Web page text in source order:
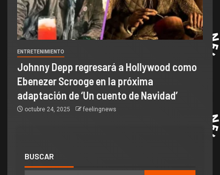
ENTRETENIMIENTO
Johnny Depp regresará a Hollywood como
Ebenezer Scrooge en la próxima
adaptación de ‘Un cuento de Navidad’
octubre 24, 2025 feelingnews
BUSCAR